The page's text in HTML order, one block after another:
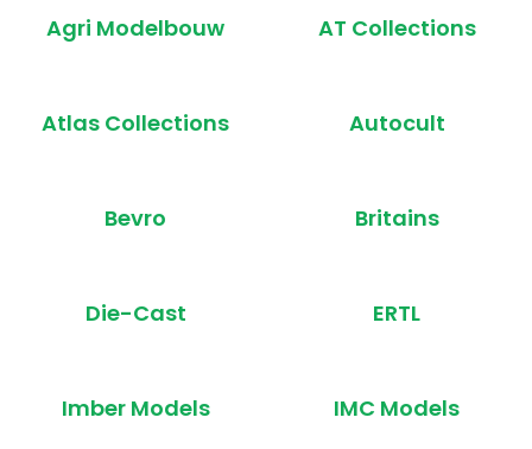
Agri Modelbouw AT Collections
Atlas Collections Autocult
Bevro Britains
Die-Cast ERTL
Imber Models IMC Models